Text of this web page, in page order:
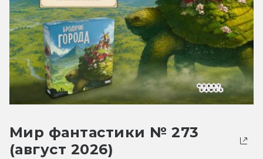
Мир фантастики № 273
(август 2026)